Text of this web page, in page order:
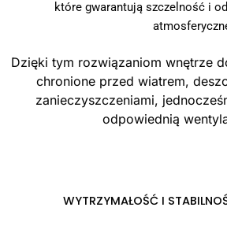
które gwarantują szczelność i
Dzięki tym rozwiązaniom wnętrze
chronione przed wiatrem,
zanieczyszczeniami,
odpowiednią
WYTRZYMAŁOŚĆ I